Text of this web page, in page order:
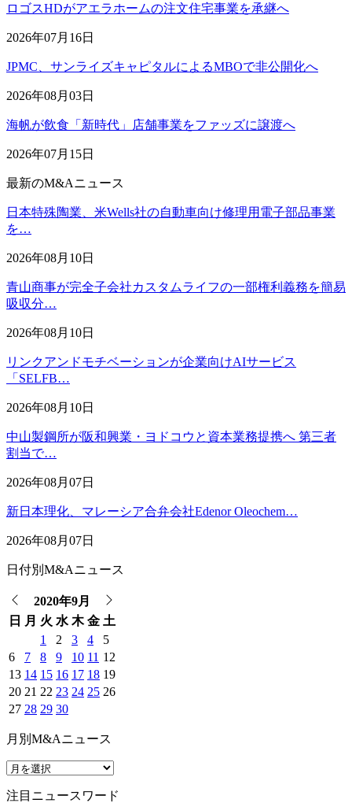
ロゴスHDがアエラホームの注文住宅事業を承継へ
2026年07月16日
JPMC、サンライズキャピタルによるMBOで非公開化へ
2026年08月03日
海帆が飲食「新時代」店舗事業をファッズに譲渡へ
2026年07月15日
最新のM&Aニュース
日本特殊陶業、米Wells社の自動車向け修理用電子部品事業
を…
2026年08月10日
青山商事が完全子会社カスタムライフの一部権利義務を簡易
吸収分…
2026年08月10日
リンクアンドモチベーションが企業向けAIサービス
「SELFB…
2026年08月10日
中山製鋼所が阪和興業・ヨドコウと資本業務提携へ 第三者
割当で…
2026年08月07日
新日本理化、マレーシア合弁会社Edenor Oleochem…
2026年08月07日
日付別M&Aニュース
2020年9月
日
月 火 水 木 金 土
1
2 3 4
5
6
7 8 9 10 11 12
13 14 15 16 17 18 19
20 21 22 23 24 25 26
27 28 29 30
月別M&Aニュース
注目ニュースワード